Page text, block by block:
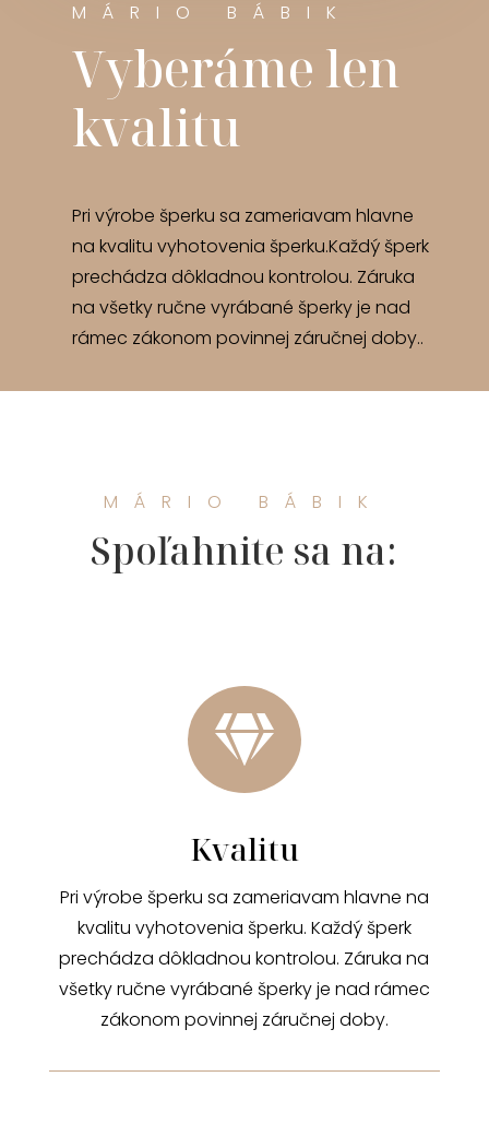
MÁRIO BÁBIK
Vyberáme len
kvalitu
Pri výrobe šperku sa zameriavam hlavne
na kvalitu vyhotovenia šperku.Každý šperk
prechádza dôkladnou kontrolou. Záruka
na všetky ručne vyrábané šperky je nad
rámec zákonom povinnej záručnej doby..
MÁRIO BÁBIK
Spoľahnite sa na:

Kvalitu
Pri výrobe šperku sa zameriavam hlavne na
kvalitu vyhotovenia šperku. Každý šperk
prechádza dôkladnou kontrolou. Záruka na
všetky ručne vyrábané šperky je nad rámec
zákonom povinnej záručnej doby.